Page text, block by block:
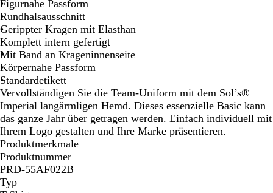
r
i
n
e
b
l
a
u
Figurnahe Passform
Rundhalsausschnitt
Gerippter Kragen mit Elasthan
Komplett intern gefertigt
Mit Band an Krageninnenseite
Körpernahe Passform
Standardetikett
Vervollständigen Sie die Team-Uniform mit dem Sol’s®
Imperial langärmligen Hemd. Dieses essenzielle Basic kann
das ganze Jahr über getragen werden. Einfach individuell mit
Ihrem Logo gestalten und Ihre Marke präsentieren.
Produktmerkmale
Produktnummer
PRD-55AF022B
Typ